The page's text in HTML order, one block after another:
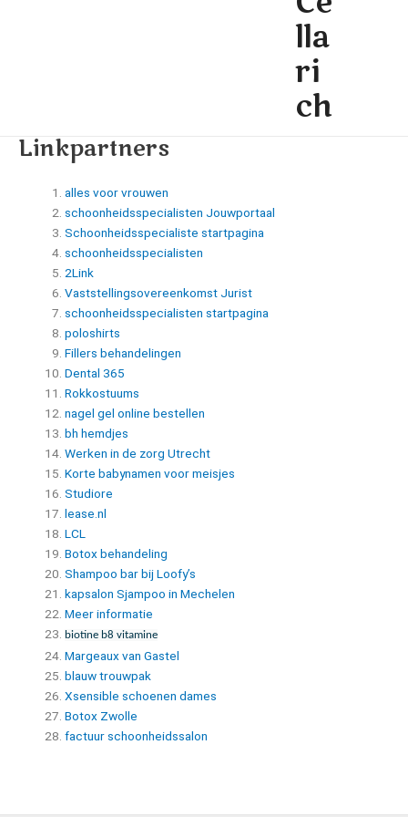
lla
ri
ch
Linkpartners
alles voor vrouwen
schoonheidsspecialisten Jouwportaal
Schoonheidsspecialiste startpagina
schoonheidsspecialisten
2Link
Vaststellingsovereenkomst Jurist
schoonheidsspecialisten startpagina
poloshirts
Fillers behandelingen
Dental 365
Rokkostuums
nagel gel online bestellen
bh hemdjes
Werken in de zorg Utrecht
Korte babynamen voor meisjes
Studiore
lease.nl
LCL
Botox behandeling
Shampoo bar bij Loofy’s
kapsalon Sjampoo in Mechelen
Meer informatie
biotine b8 vitamine
Margeaux van Gastel
blauw trouwpak
Xsensible schoenen dames
Botox Zwolle
factuur schoonheidssalon